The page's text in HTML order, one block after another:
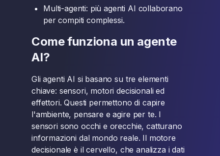
Multi-agenti: più agenti AI collaborano
per compiti complessi.
Come funziona un agente
AI?
Gli agenti AI si basano su tre elementi
chiave: sensori, motori decisionali ed
effettori. Questi permettono di capire
l'ambiente, pensare e agire per te. I
sensori sono occhi e orecchie, catturano
informazioni dal mondo reale. Il motore
decisionale è il cervello, che analizza i dati